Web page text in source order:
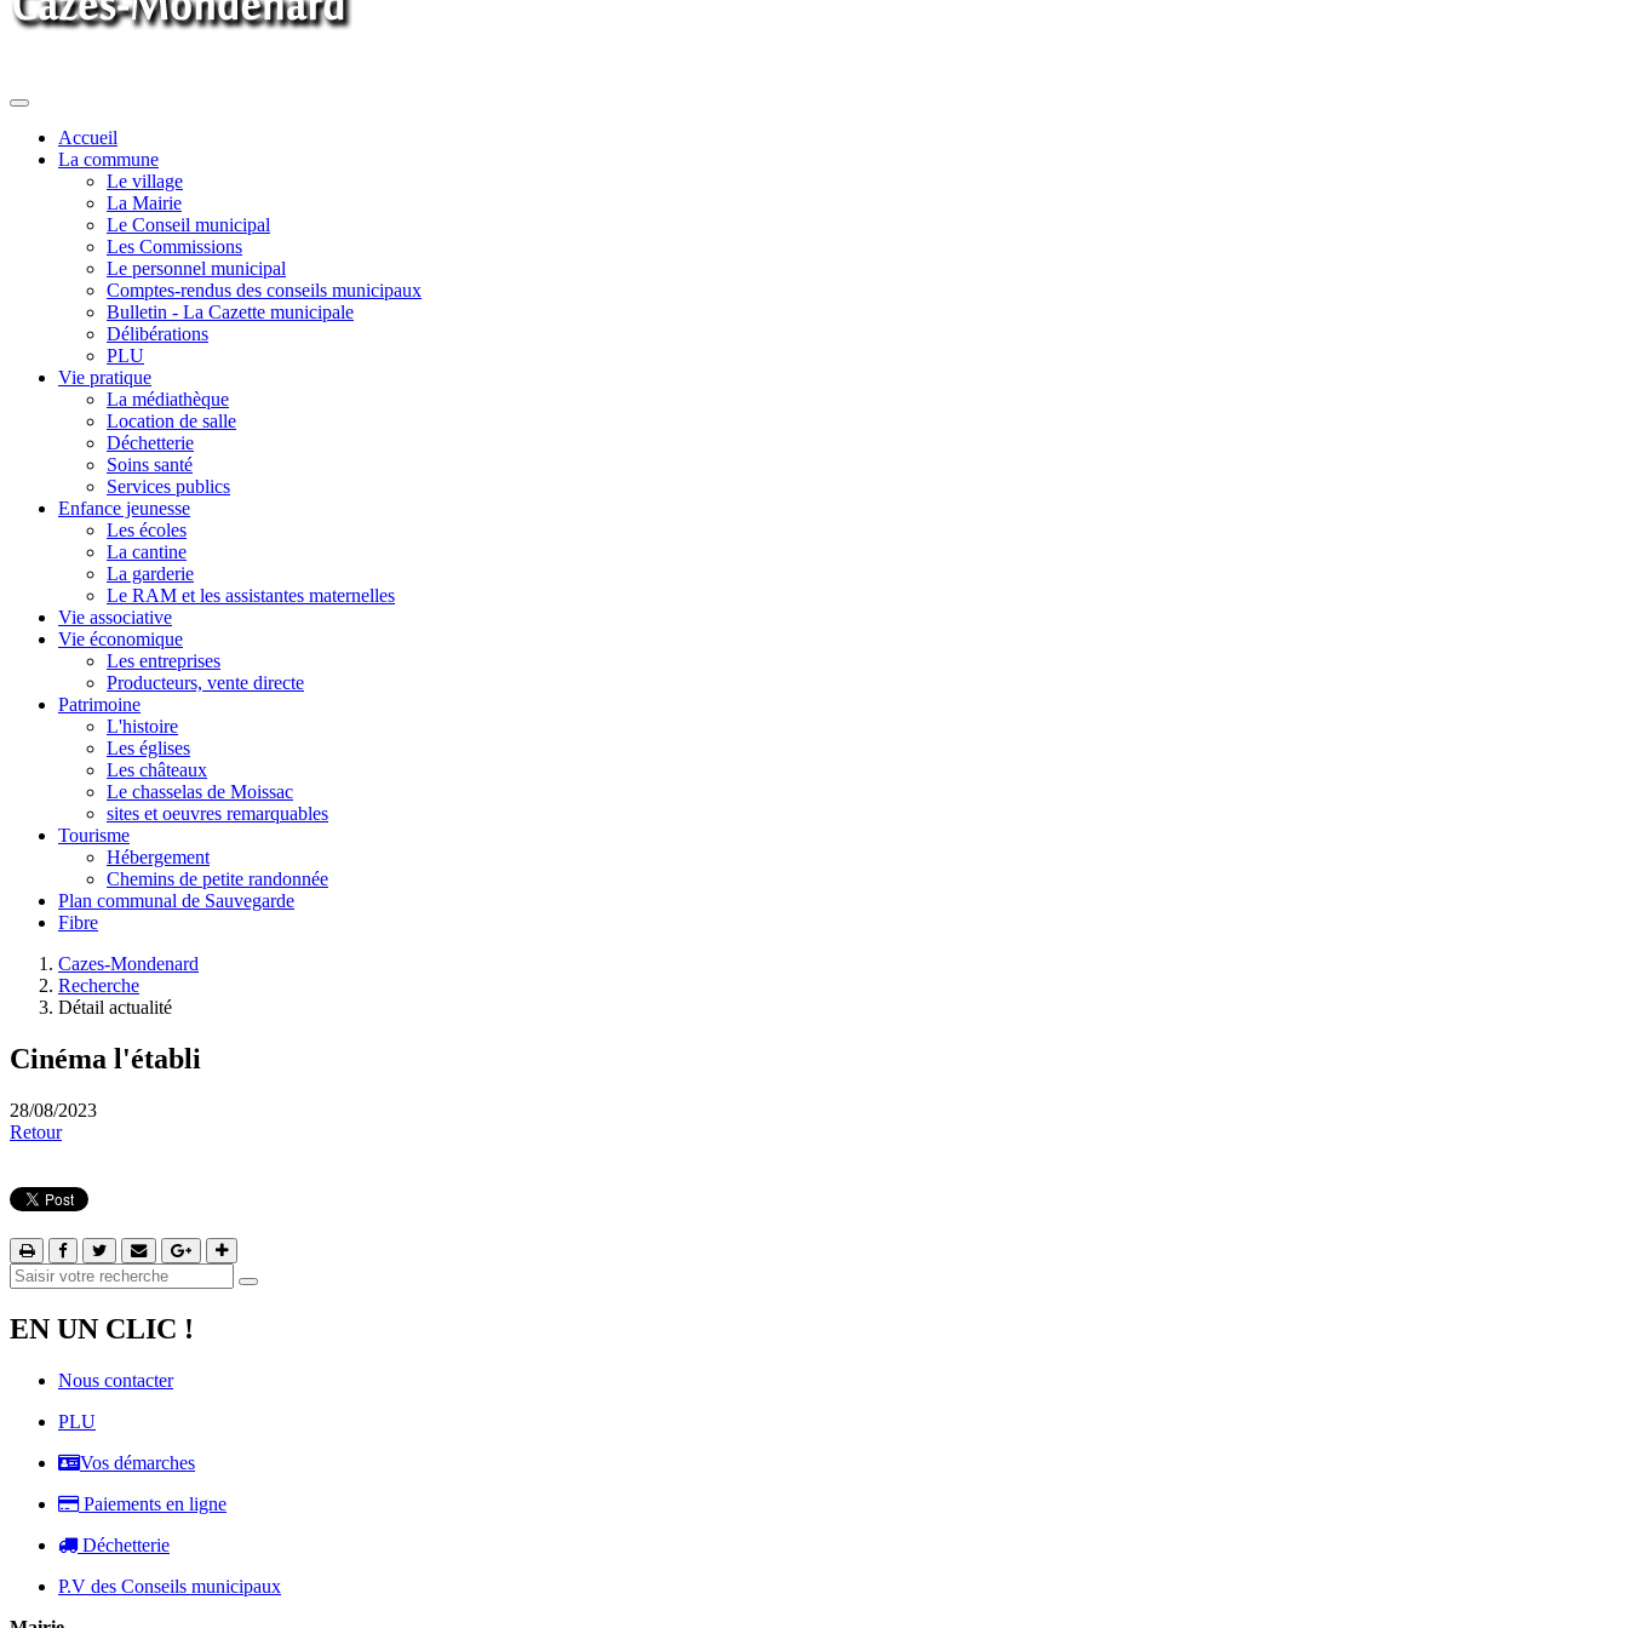
Toggle
navigationAccueil
La commune
Le village
La Mairie
Le Conseil municipal
Les Commissions
Le personnel municipal
Comptes-rendus des conseils municipaux
Bulletin - La Cazette municipale
Délibérations
PLU
Vie pratique
La médiathèque
Location de salle
Déchetterie
Soins santé
Services publics
Enfance jeunesse
Les écoles
La cantine
La garderie
Le RAM et les assistantes maternelles
Vie associative
Vie économique
Les entreprises
Producteurs, vente directe
Patrimoine
L'histoire
Les églises
Les châteaux
Le chasselas de Moissac
sites et oeuvres remarquables
Tourisme
Hébergement
Chemins de petite randonnée
Plan communal de Sauvegarde
Fibre
Cazes-Mondenard
Recherche
Détail actualité
Cinéma l'établi
28/08/2023
Retour
EN UN CLIC !
Nous contacter
PLU
Vos démarches
Paiements en ligne
Déchetterie
P.V des Conseils municipaux